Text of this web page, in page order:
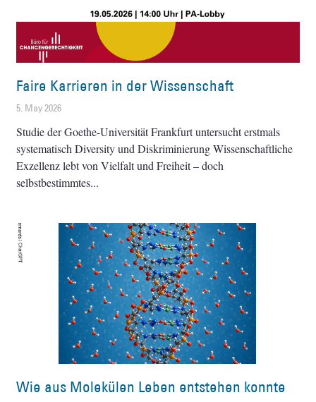
Faire Karrieren in der Wissenschaft
5. May 2026
Studie der Goethe-Universität Frankfurt untersucht erstmals
systematisch Diversity und Diskriminierung Wissenschaftliche
Exzellenz lebt von Vielfalt und Freiheit – doch
selbstbestimmtes
Wie aus Molekülen Leben entstehen konnte